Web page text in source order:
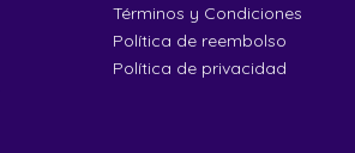
Términos y Condiciones
Política de reembolso
Política de privacidad